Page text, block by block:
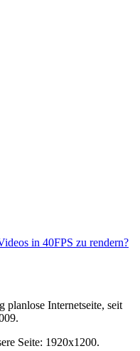
in 40FPS zu rendern?
planlose Internetseite, seit
Seite: 1920x1200.